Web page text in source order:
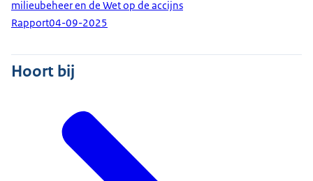
milieubeheer en de Wet op de accijns
Rapport04-09-2025
Hoort bij